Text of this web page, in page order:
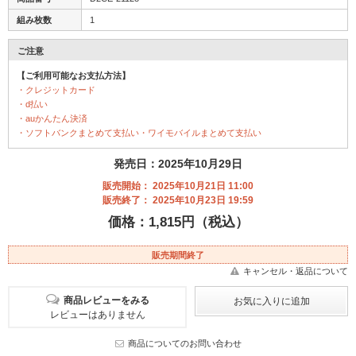
組み枚数 1
ご注意
【ご利用可能なお支払方法】
・クレジットカード
・d払い
・auかんたん決済
・ソフトバンクまとめて支払い・ワイモバイルまとめて支払い
発売日：2025年10月29日
販売開始： 2025年10月21日 11:00
販売終了： 2025年10月23日 19:59
価格：1,815円（税込）
販売期間終了
キャンセル・返品について
商品レビューをみる
レビューはありません
商品についてのお問い合わせ